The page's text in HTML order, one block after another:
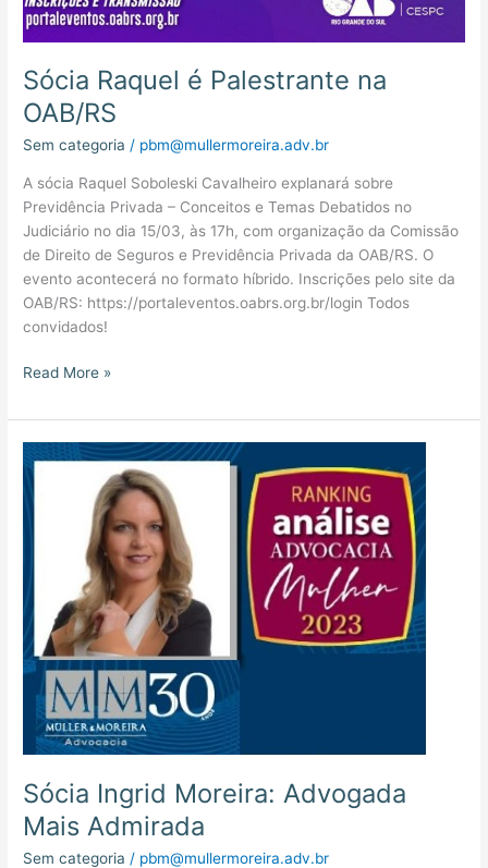
Sócia Raquel é Palestrante na
OAB/RS
Sem categoria / pbm@mullermoreira.adv.br
A sócia Raquel Soboleski Cavalheiro explanará sobre
Previdência Privada – Conceitos e Temas Debatidos no
Judiciário no dia 15/03, às 17h, com organização da Comissão
de Direito de Seguros e Previdência Privada da OAB/RS. O
evento acontecerá no formato híbrido. Inscrições pelo site da
OAB/RS: https://portaleventos.oabrs.org.br/login Todos
convidados!
Read More »
Sócia Ingrid Moreira: Advogada
Mais Admirada
Sem categoria / pbm@mullermoreira.adv.br
Sócia
Ingrid
Moreira:
Advogada
Admirada